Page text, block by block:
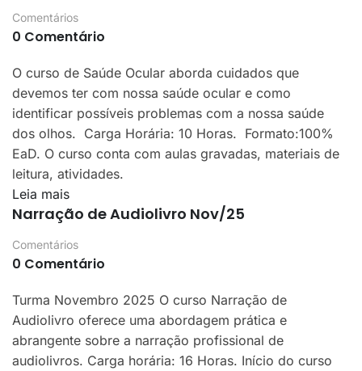
Comentários
0 Comentário
O curso de Saúde Ocular aborda cuidados que
devemos ter com nossa saúde ocular e como
identificar possíveis problemas com a nossa saúde
dos olhos. Carga Horária: 10 Horas. Formato:100%
EaD. O curso conta com aulas gravadas, materiais de
leitura, atividades.
Leia mais
Narração de Audiolivro Nov/25
Comentários
0 Comentário
Turma Novembro 2025 O curso Narração de
Audiolivro oferece uma abordagem prática e
abrangente sobre a narração profissional de
audiolivros. Carga horária: 16 Horas. Início do curso